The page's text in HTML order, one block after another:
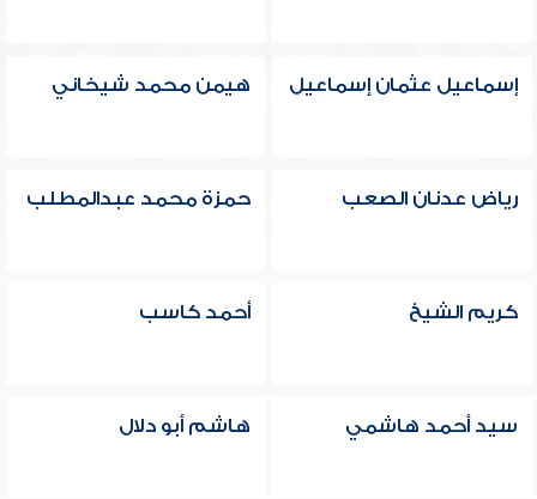
إسماعيل عثمان إسماعيل هيمن محمد شيخاني
رياض عدنان الصعب حمزة محمد عبدالمطلب
كريم الشيخ أحمد كاسب
سيد أحمد هاشمي هاشم أبو دلال